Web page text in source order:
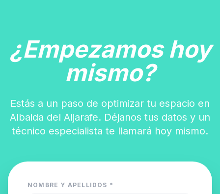
¿Empezamos hoy
mismo?
Estás a un paso de optimizar tu espacio en
Albaida del Aljarafe. Déjanos tus datos y un
técnico especialista te llamará hoy mismo.
NOMBRE Y APELLIDOS *